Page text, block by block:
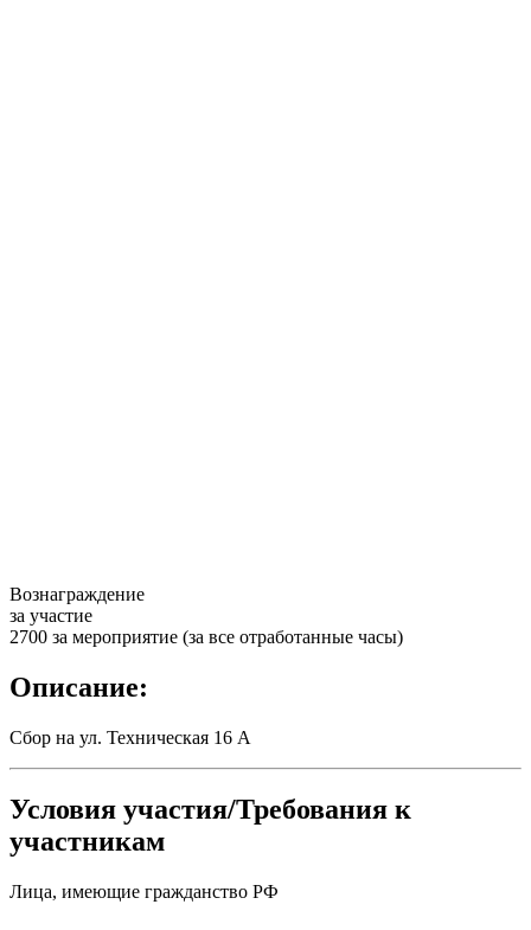
Вознаграждение
за участие
2700 за мероприятие (за все отработанные часы)
Описание:
Сбор на ул. Техническая 16 А
Условия участия/Требования к
участникам
Лица, имеющие гражданство РФ